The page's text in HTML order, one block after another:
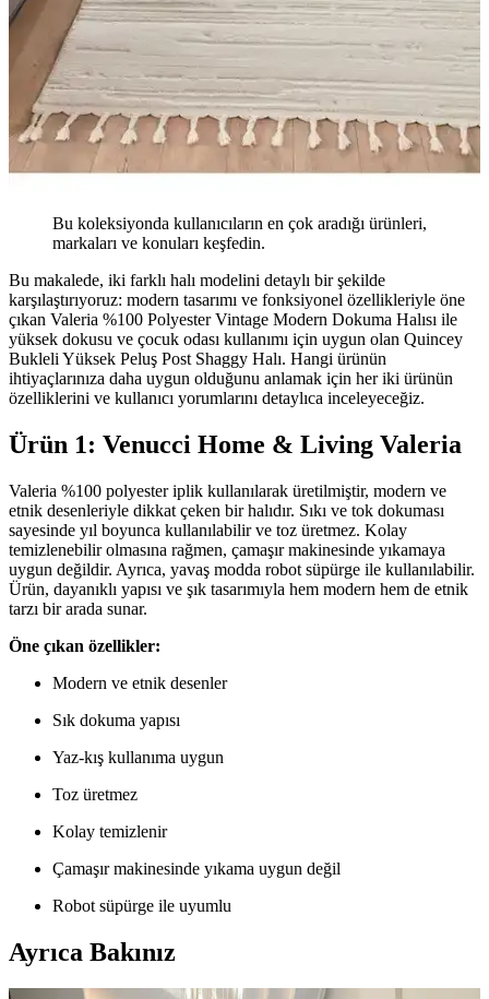
Bu koleksiyonda kullanıcıların en çok aradığı ürünleri,
markaları ve konuları keşfedin.
Bu makalede, iki farklı halı modelini detaylı bir şekilde
karşılaştırıyoruz: modern tasarımı ve fonksiyonel özellikleriyle öne
çıkan Valeria %100 Polyester Vintage Modern Dokuma Halısı ile
yüksek dokusu ve çocuk odası kullanımı için uygun olan Quincey
Bukleli Yüksek Peluş Post Shaggy Halı. Hangi ürünün
ihtiyaçlarınıza daha uygun olduğunu anlamak için her iki ürünün
özelliklerini ve kullanıcı yorumlarını detaylıca inceleyeceğiz.
Ürün 1: Venucci Home & Living Valeria
Valeria %100 polyester iplik kullanılarak üretilmiştir, modern ve
etnik desenleriyle dikkat çeken bir halıdır. Sıkı ve tok dokuması
sayesinde yıl boyunca kullanılabilir ve toz üretmez. Kolay
temizlenebilir olmasına rağmen, çamaşır makinesinde yıkamaya
uygun değildir. Ayrıca, yavaş modda robot süpürge ile kullanılabilir.
Ürün, dayanıklı yapısı ve şık tasarımıyla hem modern hem de etnik
tarzı bir arada sunar.
Öne çıkan özellikler:
Modern ve etnik desenler
Sık dokuma yapısı
Yaz-kış kullanıma uygun
Toz üretmez
Kolay temizlenir
Çamaşır makinesinde yıkama uygun değil
Robot süpürge ile uyumlu
Ayrıca Bakınız